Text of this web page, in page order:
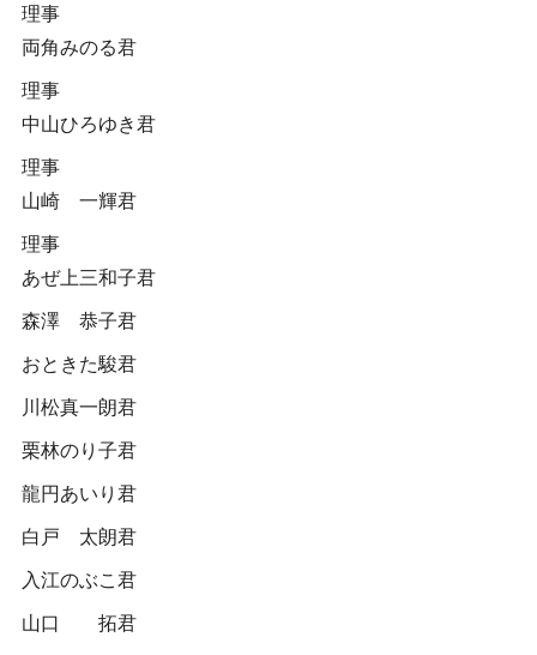
理事
両角みのる君
理事
中山ひろゆき君
理事
山崎 一輝君
理事
あぜ上三和子君
森澤 恭子君
おときた駿君
川松真一朗君
栗林のり子君
龍円あいり君
白戸 太朗君
入江のぶこ君
山口 拓君